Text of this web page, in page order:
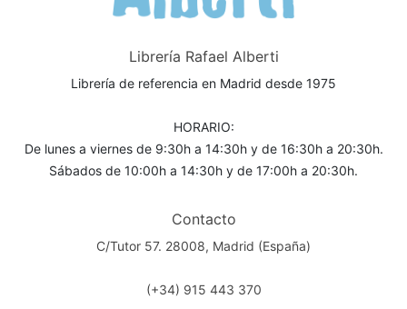
Librería Rafael Alberti
Librería de referencia en Madrid desde 1975
HORARIO:
De lunes a viernes de 9:30h a 14:30h y de 16:30h a 20:30h.
Sábados de 10:00h a 14:30h y de 17:00h a 20:30h.
Contacto
C/Tutor 57. 28008, Madrid (España)
(+34) 915 443 370